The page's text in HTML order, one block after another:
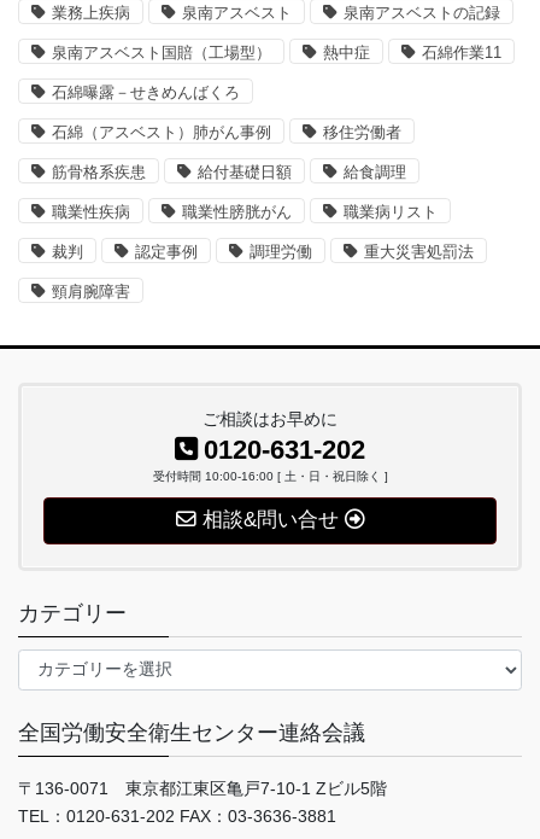
業務上疾病 泉南アスベスト 泉南アスベストの記録
泉南アスベスト国賠（工場型） 熱中症 石綿作業11
石綿曝露－せきめんばくろ
石綿（アスベスト）肺がん事例 移住労働者
筋骨格系疾患 給付基礎日額 給食調理
職業性疾病 職業性膀胱がん 職業病リスト
裁判 認定事例 調理労働 重大災害処罰法
頸肩腕障害
ご相談はお早めに
0120-631-202
受付時間 10:00-16:00 [ 土・日・祝日除く ]
相談&問い合せ
カテゴリー
テ
リ
ー
全国労働安全衛生センター連絡会議
〒136-0071 東京都江東区亀戸7-10-1 Zビル5階
TEL：0120-631-202 FAX：03-3636-3881